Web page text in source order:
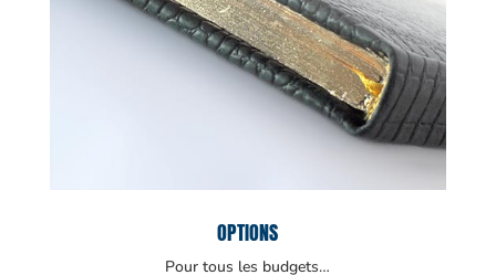
OPTIONS
Pour tous les budgets…